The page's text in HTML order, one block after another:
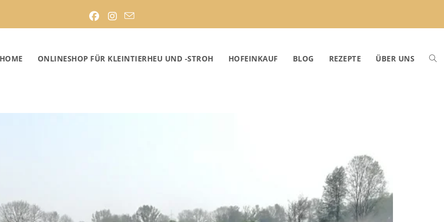
HOME ONLINESHOP FÜR KLEINTIERHEU UND -STROH HOFEINKAUF BLOG REZEPTE ÜBER UNS